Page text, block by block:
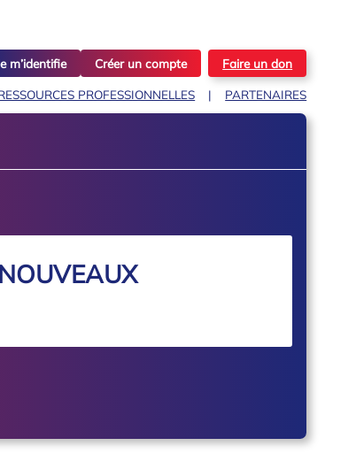
m’identifie Créer un compte Faire un don
PROFESSIONNELLES PARTENAIRES